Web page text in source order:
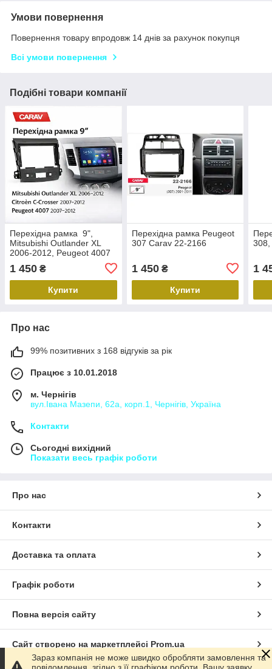
Умови повернення
Повернення товару впродовж 14 днів за рахунок покупця
Всі умови повернення
Подібні товари компанії
Перехідна рамка 9",
Mitsubishi Outlander XL
2006-2012, Peugeot 4007
Crosser 2007-2012, Carav
22-004
1 450 ₴
Купити
Перехідна рамка Peugeot
307 Carav 22-2166
1 450₴
Купити
1
Про нас
99% позитивних з 168 відгуків за рік
Працює з 10.01.2018
м. Чернігів
вул.Івана Мазепи, 62а, корп.1, Чернігів, Україна
Контакти
Сьогодні вихідний
Показати весь графік роботи
Про нас
Контакти
Доставка та оплата
Графік роботи
Повна версія сайту
Сайт створено на маркетплейсі Prom.ua
Зараз компанія не може швидко обробляти замовлення та